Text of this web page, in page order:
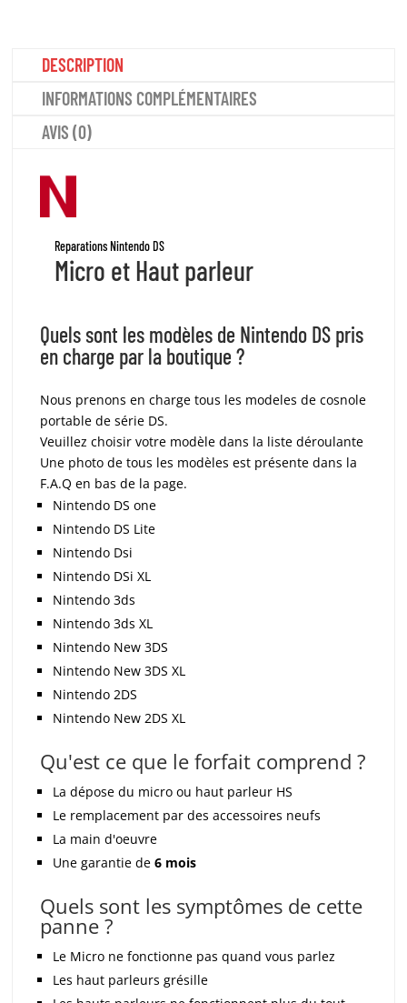
DESCRIPTION
INFORMATIONS COMPLÉMENTAIRES
AVIS (0)
Reparations Nintendo DS
Micro et Haut parleur
Quels sont les modèles de Nintendo DS pris
en charge par la boutique ?
Nous prenons en charge tous les modeles de cosnole
portable de série DS.
Veuillez choisir votre modèle dans la liste déroulante
Une photo de tous les modèles est présente dans la
F.A.Q en bas de la page.
Nintendo DS one
Nintendo DS Lite
Nintendo Dsi
Nintendo DSi XL
Nintendo 3ds
Nintendo 3ds XL
Nintendo New 3DS
Nintendo New 3DS XL
Nintendo 2DS
Nintendo New 2DS XL
Qu'est ce que le forfait comprend ?
La dépose du micro ou haut parleur HS
Le remplacement par des accessoires neufs
La main d'oeuvre
Une garantie de6 mois
Quels sont les symptômes de cette
panne ?
Le Micro ne fonctionne pas quand vous parlez
Les haut parleurs grésille